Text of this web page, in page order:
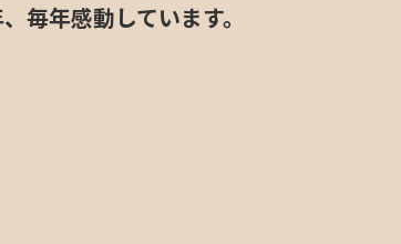
毎年感動しています。